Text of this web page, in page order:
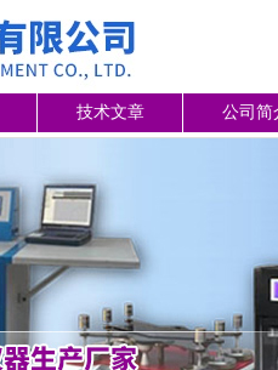
技术文章 公司简